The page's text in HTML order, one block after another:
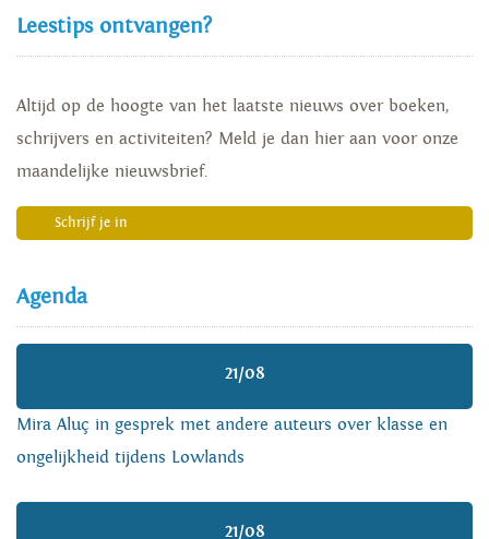
Leestips ontvangen?
Altijd op de hoogte van het laatste nieuws over boeken,
schrijvers en activiteiten? Meld je dan hier aan voor onze
maandelijke nieuwsbrief.
Schrijf je in
Agenda
21/08
Mira Aluç in gesprek met andere auteurs over klasse en
ongelijkheid tijdens Lowlands
21/08